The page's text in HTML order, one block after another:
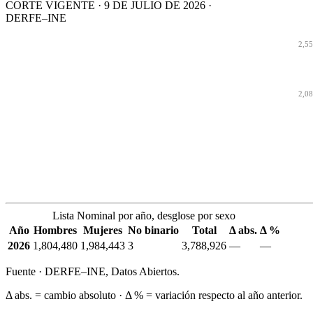
CORTE VIGENTE · 9 DE JULIO DE 2026 ·
DERFE–INE
Lista Nominal por año, desglose por sexo
Año Hombres Mujeres No binario Total Δ abs. Δ %
2026 1,804,480 1,984,443 3 3,788,926 — —
Fuente · DERFE–INE, Datos Abiertos.
Δ abs. = cambio absoluto · Δ % = variación respecto al año anterior.